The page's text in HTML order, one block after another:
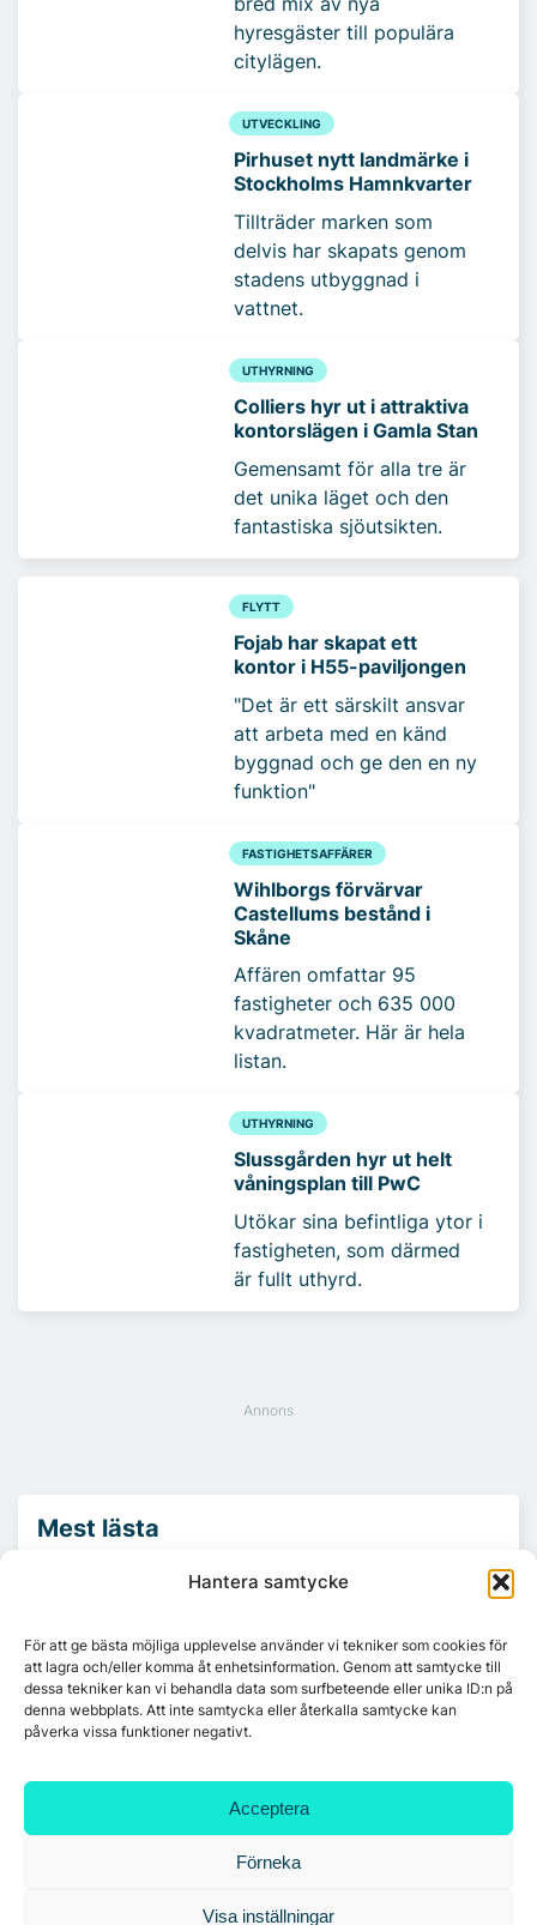
Hantera samtycke
För att ge bästa möjliga upplevelse använder vi tekniker som cookies för
att lagra och/eller komma åt enhetsinformation. Genom att samtycke till
dessa tekniker kan vi behandla data som surfbeteende eller unika ID:n på
denna webbplats. Att inte samtycka eller återkalla samtycke kan
påverka vissa funktioner negativt.
Acceptera
Förneka
Visa inställningar
hyresgäster till populära
citylägen.
UTVECKLING
Pirhuset nytt landmärke i
Stockholms Hamnkvarter
Tillträder marken som
delvis har skapats genom
stadens utbyggnad i
vattnet.
UTHYRNING
Colliers hyr ut i attraktiva
kontorslägen i Gamla Stan
Gemensamt för alla tre är
det unika läget och den
fantastiska sjöutsikten.
FLYTT
Fojab har skapat ett
kontor i H55-paviljongen
"Det är ett särskilt ansvar
att arbeta med en känd
byggnad och ge den en ny
funktion"
FASTIGHETSAFFÄRER
Wihlborgs förvärvar
Castellums bestånd i
Skåne
Affären omfattar 95
fastigheter och 635 000
kvadratmeter. Här är hela
listan.
UTHYRNING
Slussgården hyr ut helt
våningsplan till PwC
Utökar sina befintliga ytor i
fastigheten, som därmed
är fullt uthyrd.
Mest lästa
Ny hyresgäst till projektet HK Gamlestaden
7A återöppnar mötesvåning på Vasagatan